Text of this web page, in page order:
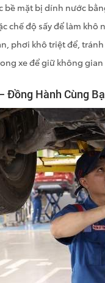
bề mặt bị dính nước
chế độ sấy để làm khô
phơi khô triệt để,
xe để giữ không
Đồng Hành Cùng